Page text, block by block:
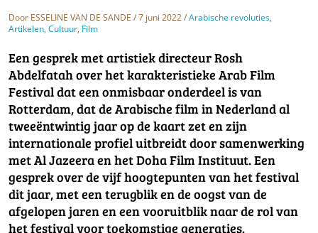
Door ESSELINE VAN DE SANDE / 7 juni 2022 /Arabische revoluties,
Artikelen, Cultuur, Film
Een gesprek met artistiek directeur Rosh
Abdelfatah over het karakteristieke Arab Film
Festival dat een onmisbaar onderdeel is van
Rotterdam, dat de Arabische film in Nederland al
tweeëntwintig jaar op de kaart zet en zijn
internationale profiel uitbreidt door samenwerking
met Al Jazeera en het Doha Film Instituut. Een
gesprek over de vijf hoogtepunten van het festival
dit jaar, met een terugblik en de oogst van de
afgelopen jaren en een vooruitblik naar de rol van
het festival voor toekomstige generaties.